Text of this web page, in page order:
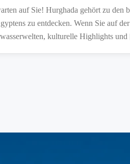
auf Sie! Hurghada gehört zu den
zu entdecken. Wenn Sie auf
kulturelle Highlights